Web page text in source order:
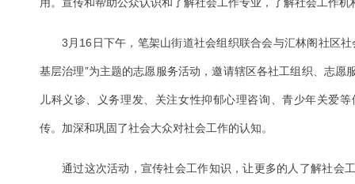
3月16日下午，笔架山街道社会组织联合会与汇林阁社区
基层治理”为主题的志愿服务活动，邀请辖区各社工组织、志愿
儿科义诊、义务理发、关注女性抑郁心理咨询、青少年关爱
传。加深和巩固了社会大众对社会工作的认知。
通过这次活动，宣传社会工作知识，让更多的人了解社会